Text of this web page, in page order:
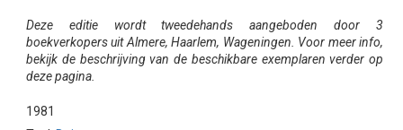
Deze editie wordt tweedehands aangeboden door 3
boekverkopers uit Almere, Haarlem, Wageningen. Voor meer info,
bekijk de beschrijving van de beschikbare exemplaren verder op
deze pagina.
1981